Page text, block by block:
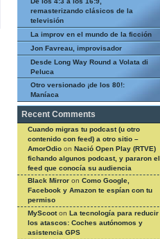
remasterizando clásicos de la
televisión
La improv en el mundo de la ficción
Jon Favreau, improvisador
Desde Long Way Round a Volata di
Peluca
Otro versionado ¡de los 80!:
Maníaca
Recent Comments
Cuando migras tu podcast (u otro
contenido con feed) a otro sitio –
AmorOdio on Nació Open Play (RTVE)
fichando algunos podcast, y pararon el
feed que conocía su audiencia
Black Mirror on Como Google,
Facebook y Amazon te espían con tu
permiso
MyScooton La tecnología para reducir
los atascos: Coches autónomos y
asistencia GPS